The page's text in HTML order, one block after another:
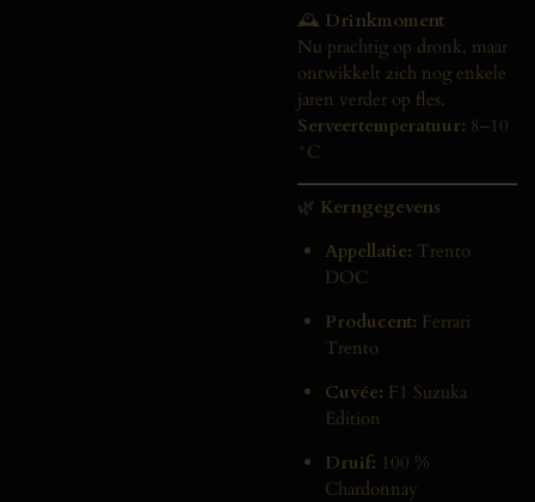
🕰️ Drinkmoment
Nu prachtig op dronk, maar
ontwikkelt zich nog enkele
jaren verder op fles.
Serveertemperatuur: 8–10
°C
🌿 Kerngegevens
Appellatie: Trento
DOC
Producent: Ferrari
Trento
Cuvée: F1 Suzuka
Edition
Druif: 100 %
Chardonnay